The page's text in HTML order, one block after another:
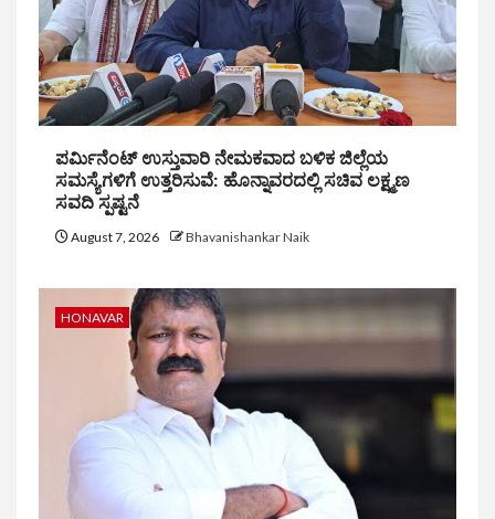
ಪರ್ಮಿನೆಂಟ್ ಉಸ್ತುವಾರಿ ನೇಮಕವಾದ ಬಳಿಕ ಜಿಲ್ಲೆಯ
ಸಮಸ್ಯೆಗಳಿಗೆ ಉತ್ತರಿಸುವೆ: ಹೊನ್ನಾವರದಲ್ಲಿ ಸಚಿವ ಲಕ್ಷ್ಮಣ
ಸವದಿ ಸ್ಪಷ್ಟನೆ
August 7, 2026 Bhavanishankar Naik
HONAVAR